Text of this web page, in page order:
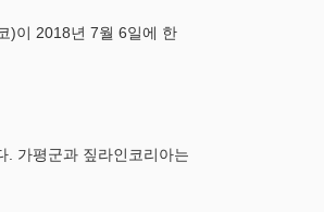
)이 2018년 7월 6일에 한
. 가평군과 짚라인코리아는